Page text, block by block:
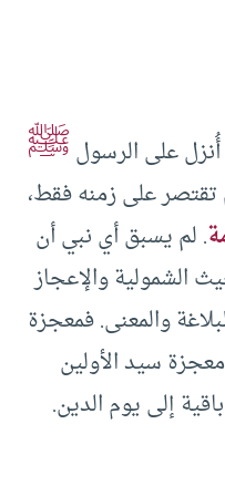
أُنزل على الرسولﷺ
تقتصر على زمنه فقط،
. لم يسبق أي نبي أن
الشمولية والإعجاز
والمعنى. فمعجزة
سيد الأولين
إلى يوم الدين.